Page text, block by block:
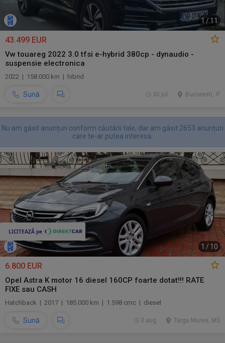
1 / 11
43.499 EUR
Vw touareg 2022 3.0 tfsi e-hybrid 380cp - dynaudio -
suspensie electronica
2022 | 158.000 km | hibrid
Sună Bucuresti, IF
30 jul.
Nu am găsit anunțuri conform căutării tale, dar am găsit 2653 anunțuri
care te-ar putea interesa.
1 /10
6.800 EUR
Opel Astra K motor 16 diesel 160CP foarte dotat!!! RATE
FIXE sau CASH
Hatchback | 2017 | 185.000 km | 1.598 cmc | diesel
Sună Targu Mures, MS
3 aug.